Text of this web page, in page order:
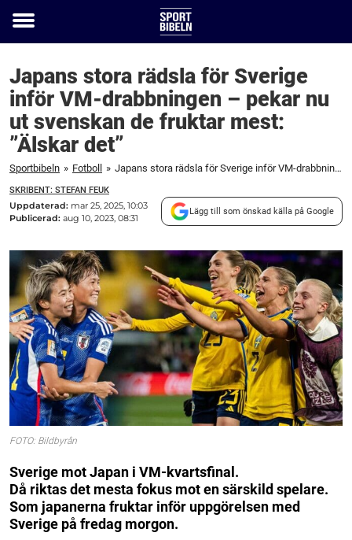
Toggle
Japans stora rädsla för Sverige
inför VM-drabbningen – pekar nu
ut svenskan de fruktar mest:
”Älskar det”
Sportbibeln » Fotboll » Japans stora rädsla för Sverige inför VM-drabbningen – pekar nu ut svenskan de fruktar mest: "Älskar det"
SKRIBENT: STEFAN FEUK
Uppdaterad: mar 25, 2025, 10:03
Publicerad: aug 10, 2023, 08:31
Lägg till som önskad källa på Google
FOTO: Bildbyrån
Sverige mot Japan i VM-kvartsfinal.
Då riktas det mesta fokus mot en särskild spelare.
Som japanerna fruktar inför uppgörelsen med
Sverige på fredag morgon.